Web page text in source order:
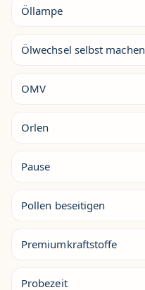
Öllampe
Ölwechsel selbst machen
OMV
Orlen
Pause
Pollen beseitigen
Premiumkraftstoffe
Probezeit